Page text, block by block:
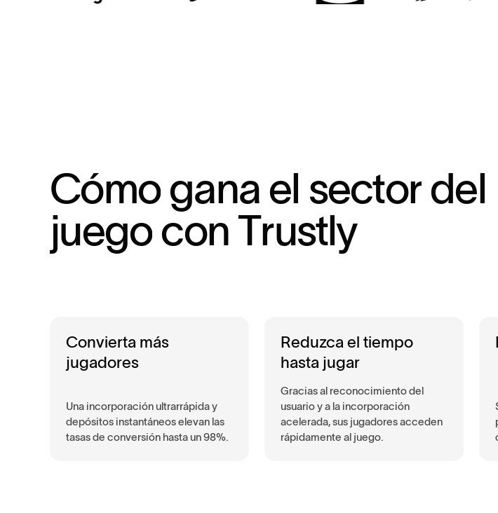
Cómogana el sectordel
juegoconTrustly
Convierta más
jugadores
Una incorporación ultrarrápida y
depósitos instantáneos elevan las
tasas de conversión hasta un 98%.
Reduzca el tiempo
hasta jugar
Gracias al reconocimiento del
usuario y a la incorporación
acelerada, sus jugadores acceden
rápidamente al juego.